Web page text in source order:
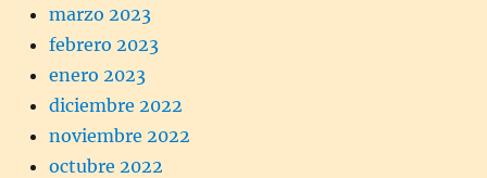
marzo 2023
febrero 2023
enero 2023
diciembre 2022
noviembre 2022
octubre 2022